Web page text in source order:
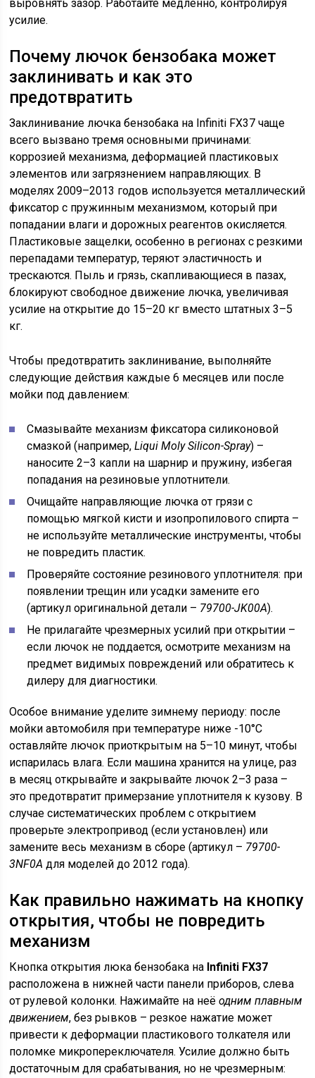
выровнять зазор. Работайте медленно, контролируя
усилие.
Почему лючок бензобака может
заклинивать и как это
предотвратить
Заклинивание лючка бензобака на Infiniti FX37 чаще
всего вызвано тремя основными причинами:
коррозией механизма, деформацией пластиковых
элементов или загрязнением направляющих. В
моделях 2009–2013 годов используется металлический
фиксатор с пружинным механизмом, который при
попадании влаги и дорожных реагентов окисляется.
Пластиковые защелки, особенно в регионах с резкими
перепадами температур, теряют эластичность и
трескаются. Пыль и грязь, скапливающиеся в пазах,
блокируют свободное движение лючка, увеличивая
усилие на открытие до 15–20 кг вместо штатных 3–5
кг.
Чтобы предотвратить заклинивание, выполняйте
следующие действия каждые 6 месяцев или после
мойки под давлением:
Смазывайте механизм фиксатора силиконовой
смазкой (например,Liqui Moly Silicon-Spray) –
наносите 2–3 капли на шарнир и пружину, избегая
попадания на резиновые уплотнители.
Очищайте направляющие лючка от грязи с
помощью мягкой кисти и изопропилового спирта –
не используйте металлические инструменты, чтобы
не повредить пластик.
Проверяйте состояние резинового уплотнителя: при
появлении трещин или усадки замените его
(артикул оригинальной детали – 79700-JK00A).
Не прилагайте чрезмерных усилий при открытии –
если лючок не поддается, осмотрите механизм на
предмет видимых повреждений или обратитесь к
дилеру для диагностики.
Особое внимание уделите зимнему периоду: после
мойки автомобиля при температуре ниже -10°C
оставляйте лючок приоткрытым на 5–10 минут, чтобы
испарилась влага. Если машина хранится на улице, раз
в месяц открывайте и закрывайте лючок 2–3 раза –
это предотвратит примерзание уплотнителя к кузову. В
случае систематических проблем с открытием
проверьте электропривод (если установлен) или
замените весь механизм в сборе (артикул – 79700-
3NF0A для моделей до 2012 года).
Как правильно нажимать на кнопку
открытия, чтобы не повредить
механизм
Кнопка открытия люка бензобака на Infiniti FX37
расположена в нижней части панели приборов, слева
от рулевой колонки. Нажимайте на неёодним плавным
движением, без рывков – резкое нажатие может
привести к деформации пластикового толкателя или
поломке микропереключателя. Усилие должно быть
достаточным для срабатывания, но не чрезмерным: